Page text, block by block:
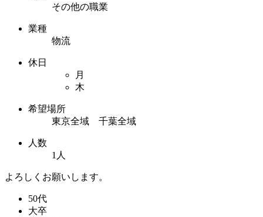
その他の職業
業種
物流
休日
月
木
希望場所
東京全域 千葉全域
人数
1人
よろしくお願いします。
50代
大卒